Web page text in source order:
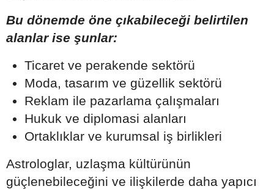
Bu dönemde öne çıkabileceği belirtilen
alanlar ise şunlar:
Ticaret ve perakende sektörü
Moda, tasarım ve güzellik sektörü
Reklam ile pazarlama çalışmaları
Hukuk ve diplomasi alanları
Ortaklıklar ve kurumsal iş birlikleri
Astrologlar, uzlaşma kültürünün
güçlenebileceğini ve ilişkilerde daha yapıcı